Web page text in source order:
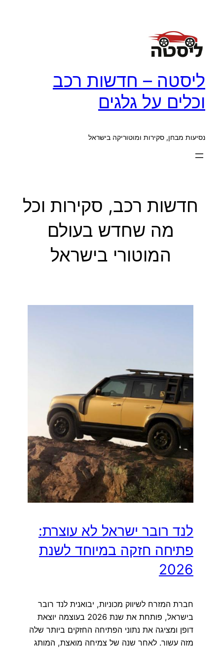
ליסטה – חדשות רכב
וכלים על גלגים
נסיעות מבחן, סקירות ומוטוריקה בישראל
חדשות רכב, סקירות וכל
מה שחדש בעולם
המוטורי בישראל
לנד רובר ישראל לא עוצרת:
פתיחה חזקה במיוחד לשנת
2026
חברת המזרח לשיווק מכוניות, יבואנית לנד רובר
בישראל, פותחת את שנת 2026 בעוצמה יוצאת
דופן ומציגה את נתוני הפתיחה החזקים ביותר שלה
מזה עשור. לאחר שנה של צמיחה מואצת, המותג